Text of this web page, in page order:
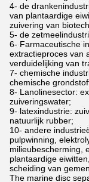
4- de
van plantaardige
zuivering van
5- de
6- Farmaceutische
extractieproces van
verduidelijking van
7- chemische
chemische
8- Lanolinesector:
zuiveringswater;
9- latexindustrie:
natuurlijk rubber;
10- andere
pulpwinning,
milieubescherming,
plantaardige
scheiding van
The marine disc